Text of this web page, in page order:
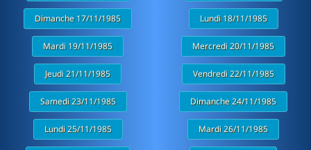
Dimanche 17/11/1985 Lundi 18/11/1985
Mardi 19/11/1985 Mercredi 20/11/1985
Jeudi 21/11/1985 Vendredi 22/11/1985
Samedi 23/11/1985 Dimanche 24/11/1985
Lundi 25/11/1985 Mardi 26/11/1985